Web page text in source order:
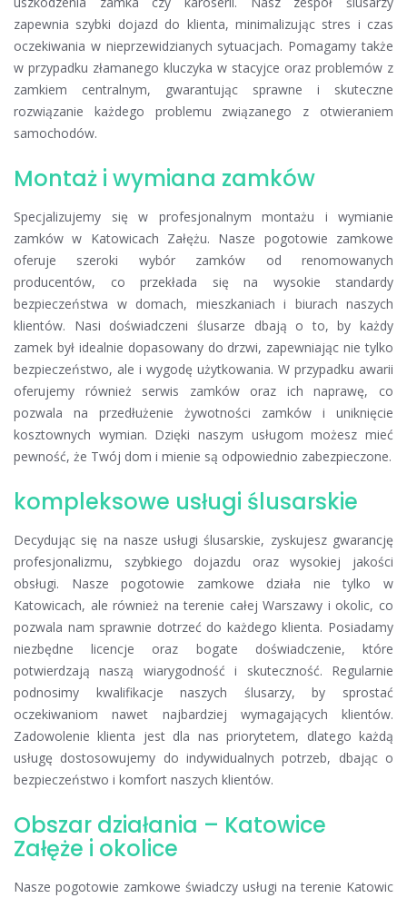
zapewnia szybki dojazd do klienta, minimalizując stres i czas
oczekiwania w nieprzewidzianych sytuacjach. Pomagamy także
w przypadku złamanego kluczyka w stacyjce oraz problemów z
zamkiem centralnym, gwarantując sprawne i skuteczne
rozwiązanie każdego problemu związanego z otwieraniem
samochodów.
Montaż i wymiana zamków
Specjalizujemy się w profesjonalnym montażu i wymianie
zamków w Katowicach Załężu. Nasze pogotowie zamkowe
oferuje szeroki wybór zamków od renomowanych
producentów, co przekłada się na wysokie standardy
bezpieczeństwa w domach, mieszkaniach i biurach naszych
klientów. Nasi doświadczeni ślusarze dbają o to, by każdy
zamek był idealnie dopasowany do drzwi, zapewniając nie tylko
bezpieczeństwo, ale i wygodę użytkowania. W przypadku awarii
oferujemy również serwis zamków oraz ich naprawę, co
pozwala na przedłużenie żywotności zamków i uniknięcie
kosztownych wymian. Dzięki naszym usługom możesz mieć
pewność, że Twój dom i mienie są odpowiednio zabezpieczone.
kompleksowe usługi ślusarskie
Decydując się na nasze usługi ślusarskie, zyskujesz gwarancję
profesjonalizmu, szybkiego dojazdu oraz wysokiej jakości
obsługi. Nasze pogotowie zamkowe działa nie tylko w
Katowicach, ale również na terenie całej Warszawy i okolic, co
pozwala nam sprawnie dotrzeć do każdego klienta. Posiadamy
niezbędne licencje oraz bogate doświadczenie, które
potwierdzają naszą wiarygodność i skuteczność. Regularnie
podnosimy kwalifikacje naszych ślusarzy, by sprostać
oczekiwaniom nawet najbardziej wymagających klientów.
Zadowolenie klienta jest dla nas priorytetem, dlatego każdą
usługę dostosowujemy do indywidualnych potrzeb, dbając o
bezpieczeństwo i komfort naszych klientów.
Obszar działania – Katowice
Załęże i okolice
Nasze pogotowie zamkowe świadczy usługi na terenie Katowic